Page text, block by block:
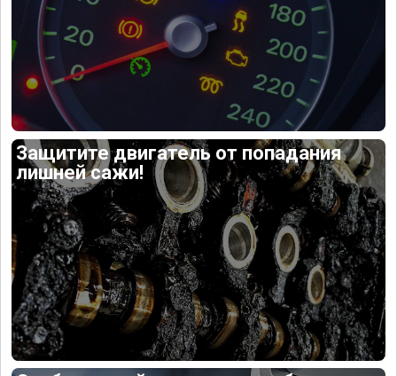
Защитите двигатель от попадания
лишней сажи!